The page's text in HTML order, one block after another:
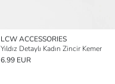
LCW ACCESSORIES
Yıldız Detaylı Kadın Zincir Kemer
6.99 EUR